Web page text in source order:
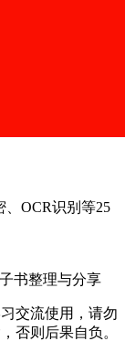
OCR识别等25
书整理与分享
交流使用，请勿
否则后果自负。